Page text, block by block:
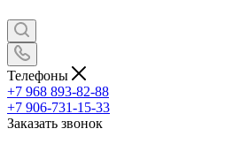
Телефоны
+7 968 893-82-88
+7 906-731-15-33
Заказать звонок